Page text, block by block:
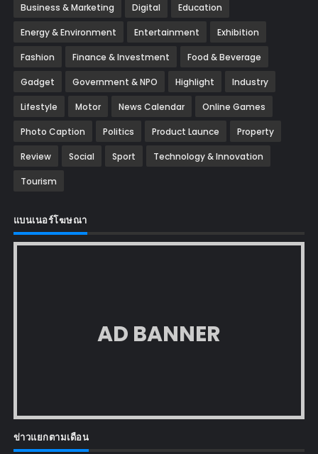
Business & Marketing Digital Education
Energy & Environment Entertainment Exhibition
Fashion Finance & Investment Food & Beverage
Gadget Government & NPO Highlight Industry
Lifestyle Motor News Calendar Online Games
Photo Caption Politics Product Launce Property
Review Social Sport Technology & Innovation
Tourism
แบนเนอร์โฆษณา
AD BANNER
ข่าวแยกตามเดือน